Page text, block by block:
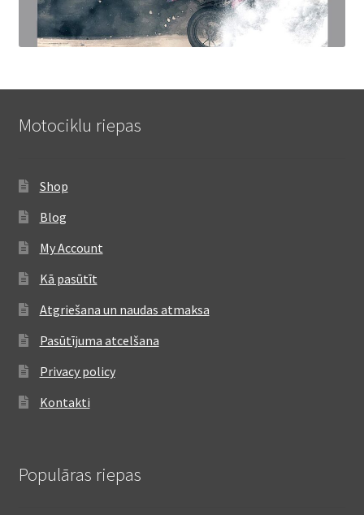
Motociklu riepas
Shop
Blog
My Account
Kā pasūtīt
Atgriešana un naudas atmaksa
Pasūtījuma atcelšana
Privacy policy
Kontakti
Populāras riepas